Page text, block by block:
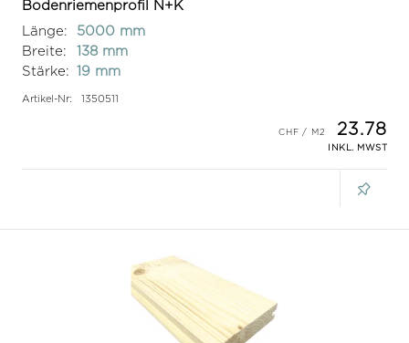
Bodenriemenprofil N+K
Länge:
5000 mm
Breite:
138 mm
Stärke: 19 mm
Artikel-Nr: 1350511
23.78
INKL. MWST